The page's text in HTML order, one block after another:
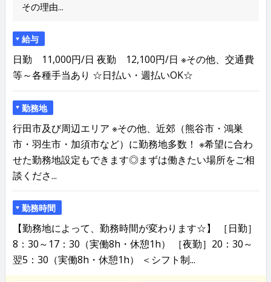
その理由...
給与
日勤 11,000円/日 夜勤 12,100円/日 ※その他、交通費
等～各種手当あり ☆日払い・週払いOK☆
勤務地
行田市及び周辺エリア ※その他、近郊（熊谷市・鴻巣
市・羽生市・加須市など）に勤務地多数！ ※希望に合わ
せた勤務地設定もできます◎まずは働きたい場所をご相
談くださ...
勤務時間
【勤務地によって、勤務時間が変わります☆】 ［日勤］
8：30～17：30（実働8h・休憩1h） ［夜勤］20：30～
翌5：30（実働8h・休憩1h） ＜シフト制...